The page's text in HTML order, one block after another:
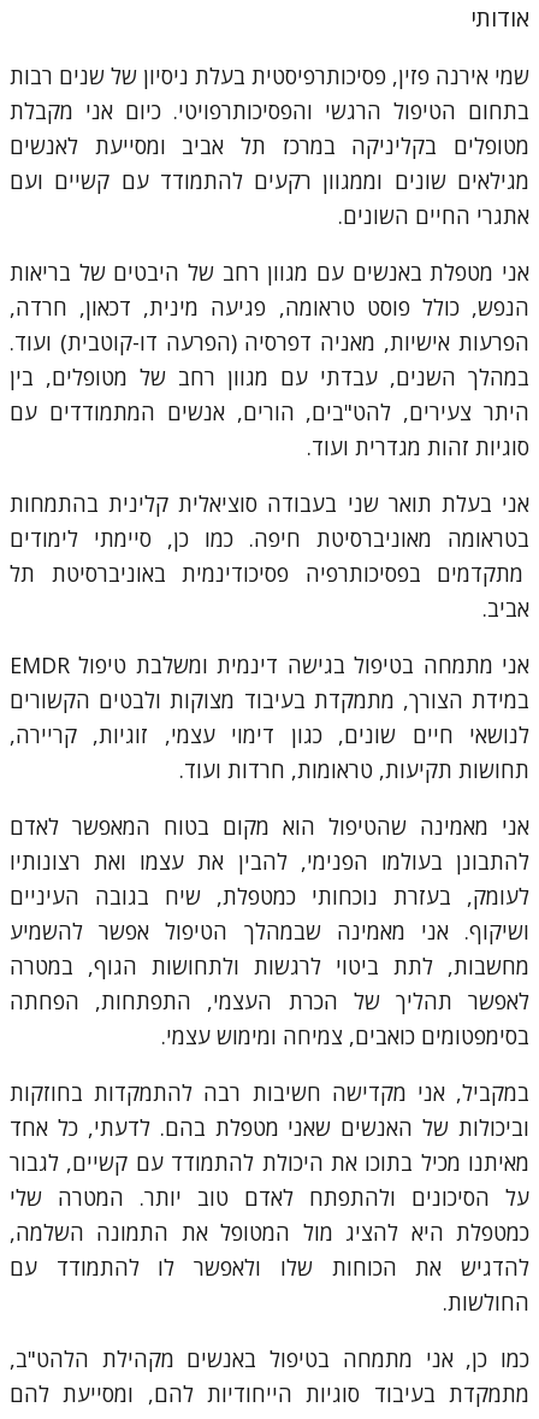
אודותי
שמי אירנה פזין, פסיכותרפיסטית בעלת ניסיון של שנים רבות
בתחום הטיפול הרגשי והפסיכותרפויטי. כיום אני מקבלת
מטופלים בקליניקה במרכז תל אביב ומסייעת לאנשים
מגילאים שונים וממגוון רקעים להתמודד עם קשיים ועם
אתגרי החיים השונים.
אני מטפלת באנשים עם מגוון רחב של היבטים של בריאות
הנפש, כולל פוסט טראומה, פגיעה מינית, דכאון, חרדה,
הפרעות אישיות, מאניה דפרסיה (הפרעה דו-קוטבית) ועוד.
במהלך השנים, עבדתי עם מגוון רחב של מטופלים, בין
היתר צעירים, להט"בים, הורים, אנשים המתמודדים עם
סוגיות זהות מגדרית ועוד.
אני בעלת תואר שני בעבודה סוציאלית קלינית בהתמחות
בטראומה מאוניברסיטת חיפה. כמו כן, סיימתי לימודים
מתקדמים בפסיכותרפיה פסיכודינמית באוניברסיטת תל
אביב.
אני מתמחה בטיפול בגישה דינמית ומשלבת טיפול EMDR
במידת הצורך, מתמקדת בעיבוד מצוקות ולבטים הקשורים
לנושאי חיים שונים, כגון דימוי עצמי, זוגיות, קריירה,
תחושות תקיעות, טראומות, חרדות ועוד.
אני מאמינה שהטיפול הוא מקום בטוח המאפשר לאדם
להתבונן בעולמו הפנימי, להבין את עצמו ואת רצונותיו
לעומק, בעזרת נוכחותי כמטפלת, שיח בגובה העיניים
ושיקוף. אני מאמינה שבמהלך הטיפול אפשר להשמיע
מחשבות, לתת ביטוי לרגשות ולתחושות הגוף, במטרה
לאפשר תהליך של הכרת העצמי, התפתחות, הפחתה
בסימפטומים כואבים, צמיחה ומימוש עצמי.
במקביל, אני מקדישה חשיבות רבה להתמקדות בחוזקות
וביכולות של האנשים שאני מטפלת בהם. לדעתי, כל אחד
מאיתנו מכיל בתוכו את היכולת להתמודד עם קשיים, לגבור
על הסיכונים ולהתפתח לאדם טוב יותר. המטרה שלי
כמטפלת היא להציג מול המטופל את התמונה השלמה,
להדגיש את הכוחות שלו ולאפשר לו להתמודד עם
החולשות.
כמו כן, אני מתמחה בטיפול באנשים מקהילת הלהט"ב,
מתמקדת בעיבוד סוגיות הייחודיות להם, ומסייעת להם